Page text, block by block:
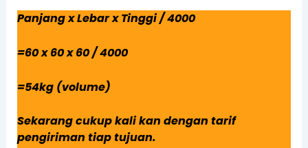
Panjang x Lebar x Tinggi / 4000
=60 x 60 x 60 / 4000
=54kg (volume)
Sekarang cukup kali kan dengan tarif
pengiriman tiap tujuan.